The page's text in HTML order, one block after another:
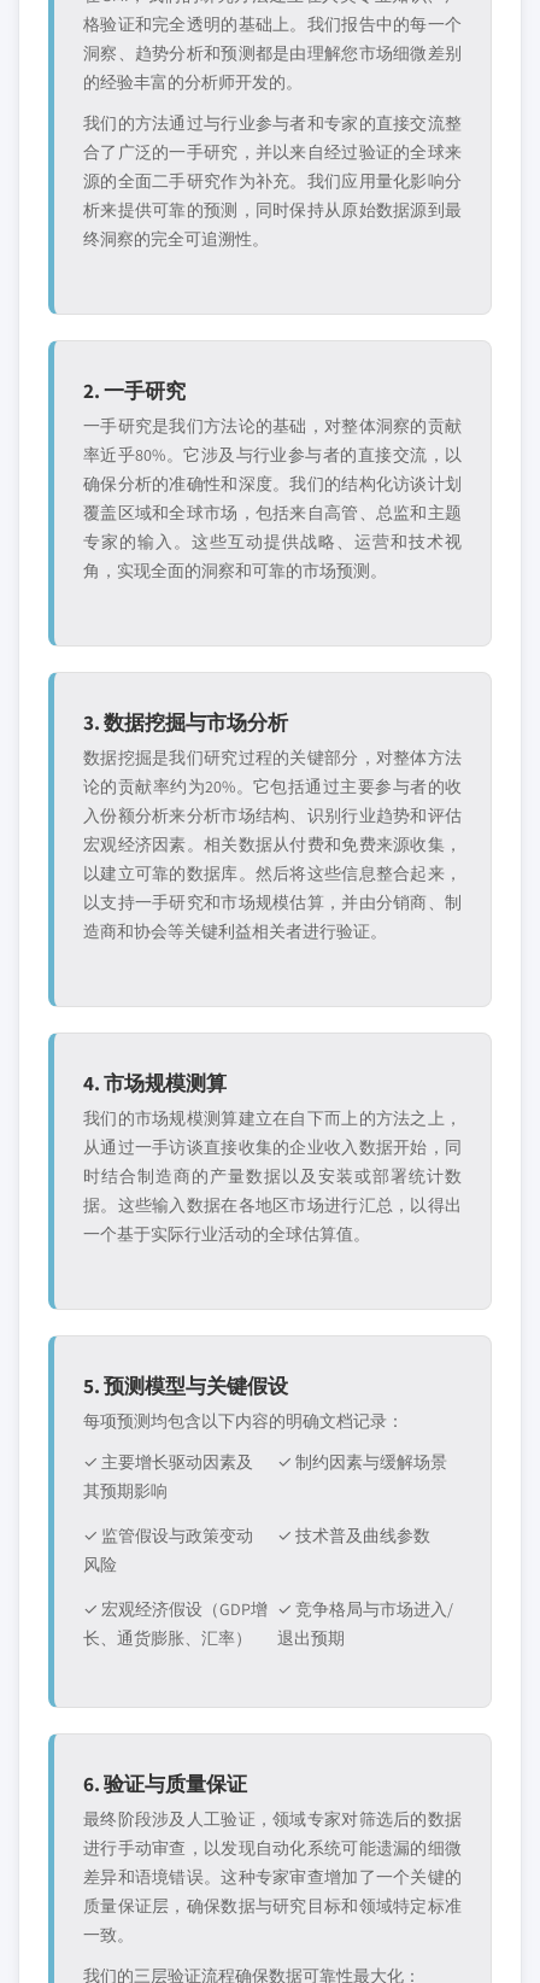
格验证和完全透明的基础上。我们报告中的每一个
洞察、趋势分析和预测都是由理解您市场细微差别
的经验丰富的分析师开发的。
我们的方法通过与行业参与者和专家的直接交流整
合了广泛的一手研究，并以来自经过验证的全球来
源的全面二手研究作为补充。我们应用量化影响分
析来提供可靠的预测，同时保持从原始数据源到最
终洞察的完全可追溯性。
2. 一手研究
一手研究是我们方法论的基础，对整体洞察的贡献
率近乎80%。它涉及与行业参与者的直接交流，以
确保分析的准确性和深度。我们的结构化访谈计划
覆盖区域和全球市场，包括来自高管、总监和主题
专家的输入。这些互动提供战略、运营和技术视
角，实现全面的洞察和可靠的市场预测。
3. 数据挖掘与市场分析
数据挖掘是我们研究过程的关键部分，对整体方法
论的贡献率约为20%。它包括通过主要参与者的收
入份额分析来分析市场结构、识别行业趋势和评估
宏观经济因素。相关数据从付费和免费来源收集，
以建立可靠的数据库。然后将这些信息整合起来，
以支持一手研究和市场规模估算，并由分销商、制
造商和协会等关键利益相关者进行验证。
4. 市场规模测算
我们的市场规模测算建立在自下而上的方法之上，
从通过一手访谈直接收集的企业收入数据开始，同
时结合制造商的产量数据以及安装或部署统计数
据。这些输入数据在各地区市场进行汇总，以得出
一个基于实际行业活动的全球估算值。
5. 预测模型与关键假设
每项预测均包含以下内容的明确文档记录：
✓ 主要增长驱动因素及
其预期影响
✓ 制约因素与缓解场景
✓ 监管假设与政策变动
风险
✓ 技术普及曲线参数
✓ 宏观经济假设（GDP增
长、通货膨胀、汇率）
✓ 竞争格局与市场进入/
退出预期
6. 验证与质量保证
最终阶段涉及人工验证，领域专家对筛选后的数据
进行手动审查，以发现自动化系统可能遗漏的细微
差异和语境错误。这种专家审查增加了一个关键的
质量保证层，确保数据与研究目标和领域特定标准
一致。
我们的三层验证流程确保数据可靠性最大化：